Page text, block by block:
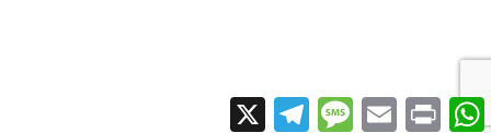
X TelegramMessageEmail Print